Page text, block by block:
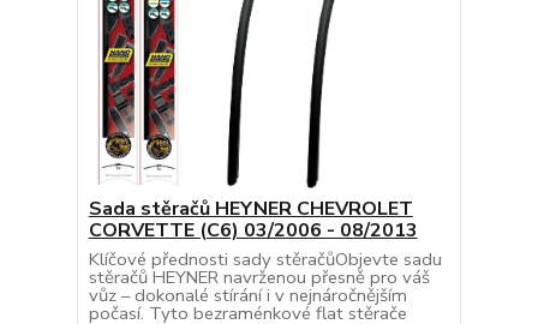
Sada stěračů HEYNER CHEVROLET
CORVETTE (C6) 03/2006 - 08/2013
Klíčové přednosti sady stěračůObjevte sadu
stěračů HEYNER navrženou přesně pro váš
vůz – dokonalé stírání i v nejnáročnějším
počasí. Tyto bezraménkové flat stěrače